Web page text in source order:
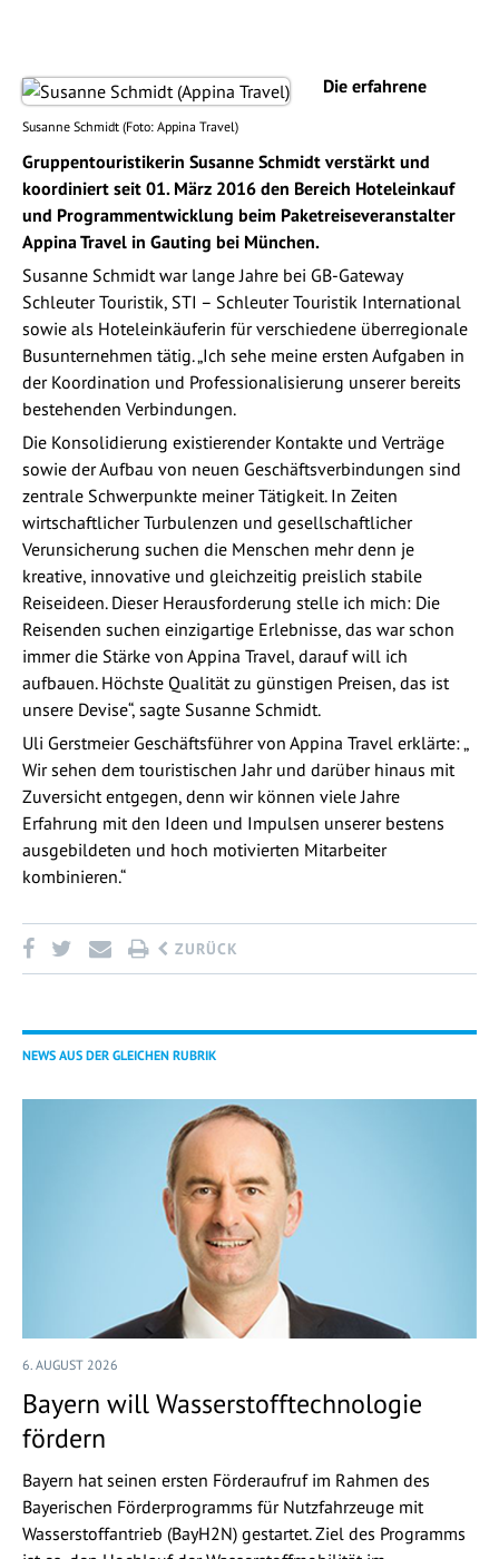
Susanne Schmidt (Foto: Appina Travel)
Die erfahrene
Gruppentouristikerin Susanne Schmidt verstärkt und
koordiniert seit 01. März 2016 den Bereich Hoteleinkauf
und Programmentwicklung beim Paketreiseveranstalter
Appina Travel in Gauting bei München.
Susanne Schmidt war lange Jahre bei GB-Gateway
Schleuter Touristik, STI – Schleuter Touristik International
sowie als Hoteleinkäuferin für verschiedene überregionale
Busunternehmen tätig. „Ich sehe meine ersten Aufgaben in
der Koordination und Professionalisierung unserer bereits
bestehenden Verbindungen.
Die Konsolidierung existierender Kontakte und Verträge
sowie der Aufbau von neuen Geschäftsverbindungen sind
zentrale Schwerpunkte meiner Tätigkeit. In Zeiten
wirtschaftlicher Turbulenzen und gesellschaftlicher
Verunsicherung suchen die Menschen mehr denn je
kreative, innovative und gleichzeitig preislich stabile
Reiseideen. Dieser Herausforderung stelle ich mich: Die
Reisenden suchen einzigartige Erlebnisse, das war schon
immer die Stärke von Appina Travel, darauf will ich
aufbauen. Höchste Qualität zu günstigen Preisen, das ist
unsere Devise“, sagte Susanne Schmidt.
Uli Gerstmeier Geschäftsführer von Appina Travel erklärte: „
Wir sehen dem touristischen Jahr und darüber hinaus mit
Zuversicht entgegen, denn wir können viele Jahre
Erfahrung mit den Ideen und Impulsen unserer bestens
ausgebildeten und hoch motivierten Mitarbeiter
kombinieren.“
ZURÜCK
NEWS AUS DER GLEICHEN RUBRIK
6. AUGUST 2026
Bayern will Wasserstofftechnologie
fördern
Bayern hat seinen ersten Förderaufruf im Rahmen des
Bayerischen Förderprogramms für Nutzfahrzeuge mit
Wasserstoffantrieb (BayH2N) gestartet. Ziel des Programms